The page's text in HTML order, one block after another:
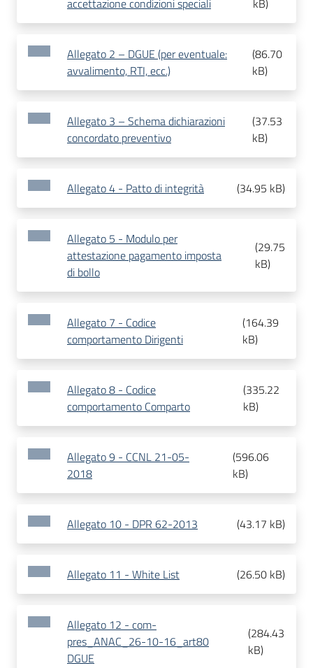
accettazione condizioni speciali kB)
Allegato 2 – DGUE (per eventuale:
avvalimento, RTI, ecc.)
(86.70
kB)
Allegato 3 – Schema dichiarazioni
concordato preventivo
(37.53
kB)
Allegato 4 - Patto di integrità (34.95 kB)
Allegato 5 - Modulo per
attestazione pagamento imposta
di bollo
(29.75
kB)
Allegato 7 - Codice
comportamento Dirigenti
(164.39
kB)
Allegato 8 - Codice
comportamento Comparto
(335.22
kB)
Allegato 9 - CCNL 21-05-
2018
(596.06
kB)
Allegato 10 - DPR 62-2013 (43.17 kB)
Allegato 11 - White List (26.50 kB)
Allegato 12 - com-
pres_ANAC_26-10-16_art80
DGUE
(284.43
kB)